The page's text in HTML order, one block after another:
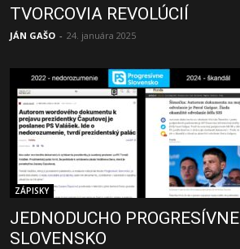
TVORCOVIA REVOLÚCIÍ
JÁN GAŠO - 24. januára 2025
ZÁPISKY
JEDNODUCHO PROGRESÍVNE
SLOVENSKO